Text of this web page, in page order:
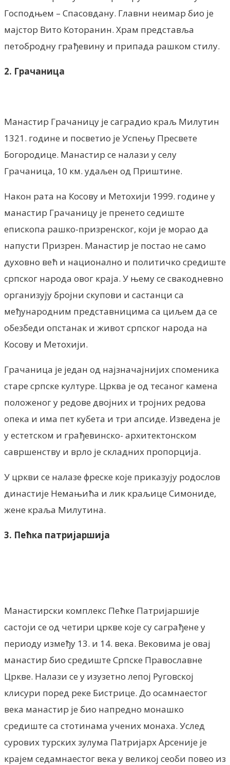
Господњем – Спасовдану. Главни неимар био је
мајстор Вито Которанин. Храм представља
петобродну грађевину и припада рашком стилу.
2. Грачаница
Манастир Грачаницу је саградио краљ Милутин
1321. године и посветио је Успењу Пресвете
Богородице. Манастир се налази у селу
Грачаница, 10 км. удаљен од Приштине.
Након рата на Косову и Метохији 1999. године у
манастир Грачаницу је пренето седиште
епископа рашко-призренског, који је морао да
напусти Призрен. Манастир је постао не само
духовно већ и национално и политичко средиште
српског народа овог краја. У њему се свакодневно
организују бројни скупови и састанци са
међународним представницима са циљем да се
обезбеди опстанак и живот српског народа на
Косову и Метохији.
Грачаница је један од најзначајнијих споменика
старе српске културе. Црква је од тесаног камена
положеног у редове двојних и тројних редова
опека и има пет кубета и три апсиде. Изведена је
у естетском и грађевинско- архитектонском
савршенству и врло је складних пропорција.
У цркви се налазе фреске које приказују родослов
династије Немањића и лик краљице Симониде,
жене краља Милутина.
3. Пећка патријаршија
Манастирски комплекс Пећке Патријаршије
састоји се од четири цркве које су саграђене у
периоду између 13. и 14. века. Вековима је овај
манастир био средиште Српске Православне
Цркве. Налази се у изузетно лепој Руговској
клисури поред реке Бистрице. До осамнаестог
века манастир је био напредно монашко
средиште са стотинама учених монаха. Услед
сурових турских зулума Патријарх Арсеније је
крајем седамнаестог века у великој сеоби повео из